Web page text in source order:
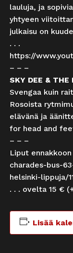
lauluja, ja
yhtyeen
julkaisu on
. . .
https://
– – –
SKY DEE & THE
Svengaa kuin
Rosoista
elävänä ja
for head and
– – –
Liput ennakkoon
charades-bus-
helsinki-lippuja/
. . . ovelta 15 €
Lisää